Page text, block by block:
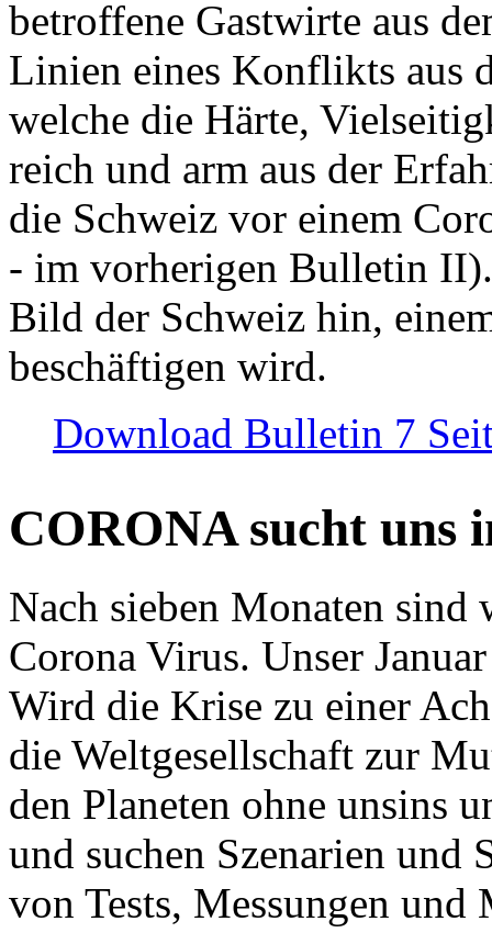
betroffene Gastwirte aus
Linien eines Konflikts aus
welche die Härte,
reich und arm aus der
die Schweiz vor einem
- im vorherigen Bulletin
Bild der Schweiz hin,
beschäftigen wird.
Download Bulletin 7
CORONA sucht uns
Nach sieben Monaten
Corona Virus. Unser
Wird die Krise zu einer
die Weltgesellschaft zur
den Planeten ohne unsins
und suchen Szenarien und
von Tests, Messungen und